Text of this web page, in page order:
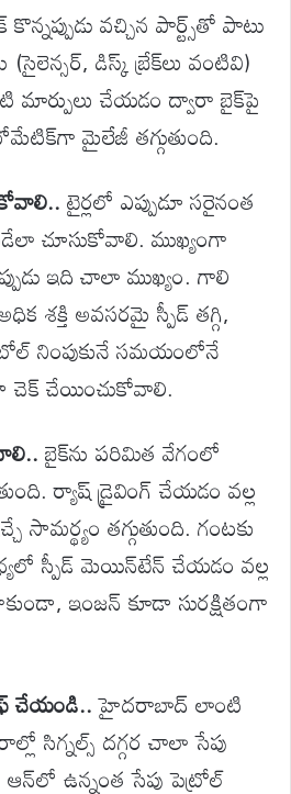
కొన్నప్పుడు వచ్చిన పార్ట్స్‌తో పాటు
(సైలెన్సర్, డిస్క్ బ్రేక్‌లు వంటివి)
మార్పులు చేయడం ద్వారా బైక్‌పై
మైలేజీ తగ్గుతుంది.
టైర్లలో ఎప్పుడూ సరైనంత
చూసుకోవాలి. ముఖ్యంగా
ఇది చాలా ముఖ్యం. గాలి
శక్తి అవసరమై స్పీడ్ తగ్గి,
నింపుకునే సమయంలోనే
చెక్ చేయించుకోవాలి.
బైక్‌ను పరిమిత వేగంలో
ర్యాష్ డ్రైవింగ్ చేయడం వల్ల
తగ్గుతుంది. గంటకు
స్పీడ్ మెయిన్‌టేన్ చేయడం వల్ల
ఇంజన్ కూడా సురక్షితంగా
చేయండి..హైదరాబాద్ లాంటి
సిగ్నల్స్ దగ్గర చాలా సేపు
ఆన్‌లో ఉన్నంత సేపు పెట్రోల్